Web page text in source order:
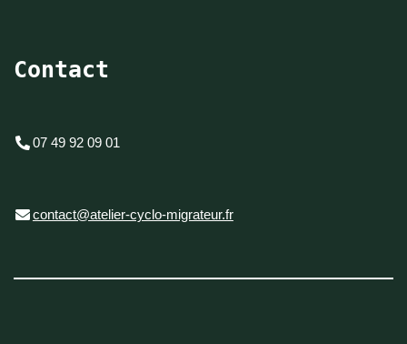
Contact
07 49 92 09 01
contact@atelier-cyclo-migrateur.fr